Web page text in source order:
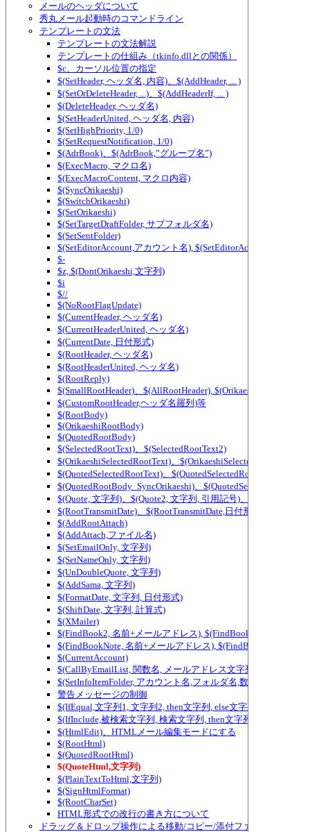
メールのヘッダについて
秀丸メール起動時のコマンドライン
テンプレートの文法
テンプレートの文法解説
テンプレートの仕組み（tkinfo.dllとの関係）
$c、カーソル位置の指定
$(SetHeader, ヘッダ名, 内容)、$(AddHeader, ... )
$(SetOrDeleteHeader, ...)、$(AddHeaderIf, ... )
$(DeleteHeader, ヘッダ名)
$(SetHeaderUnited, ヘッダ名, 内容)
$(SetHighPriority, 1/0)
$(SetRequestNotification, 1/0)
$(AdrBook)、$(AdrBook,”グループ名”)
$(ExecMacro, マクロ名)
$(ExecMacroContent, マクロ内容)
$(SyncOrikaeshi)
$(SwitchOrikaeshi)
$(SetOrikaeshi)
$(SetTargetDraftFolder, サブフォルダ名)
$(SetSentFolder)
$(SetEditorAccount,アカウント名), $(SetEditorAccount2,アカウ
$-
$z, $(DontOrikaeshi,文字列)
$i
$//
$(NoRootFlagUpdate)
$(CurrentHeader, ヘッダ名)
$(CurrentHeaderUnited, ヘッダ名)
$(CurrentDate, 日付形式)
$(RootHeader, ヘッダ名)
$(RootHeaderUnited, ヘッダ名)
$(RootReply)
$(SmallRootHeader)、$(AllRootHeader),
$(CustomRootHeader,ヘッダ名羅列)等
$(RootBody)
$(OrikaeshiRootBody)
$(QuotedRootBody)
$(SelectedRootText)、$(SelectedRootText2)
$(OrikaeshiSelectedRootText)、$(OrikaeshiSelectedRootText2)
$(QuotedSelectedRootText)、$(QuotedSelectedRootText2)
$(QuotedRootBody_SyncOrikaeshi)、
$(Quote, 文字列)、$(Quote2, 文字列, 引用記号)、$(QuoteWidth,
$(RootTransmitDate)、$(RootTransmitDate,日付形式)
$(AddRootAttach)
$(AddAttach,ファイル名)
$(SetEmailOnly, 文字列)
$(SetNameOnly, 文字列)
$(UnDoubleQuote, 文字列)
$(AddSama, 文字列)
$(FormatDate, 文字列, 日付形式)
$(ShiftDate, 文字列, 計算式)
$(XMailer)
$(FindBook2, 名前+メールアドレス), $(FindBook3, 名前+メー
$(FindBookNote, 名前+メールアドレス), $(FindBookNote2, ...)
$(CurrentAccount)
$(CallByEmailList, 関数名, メールアドレス文字列)
$(SetInfoItemFolder, アカウント名,フォルダ名,数値)
警告メッセージの制御
$(IfEqual,文字列1, 文字列2, then文字列, else文字列)、テンプレ
$(IfInclude,被検索文字列, 検索文字列, then文字列, else文字列)
$(HtmlEdit)、HTMLメール編集モードにする
$(RootHtml)
$(QuotedRootHtml)
$(QuoteHtml,文字列)
$(PlainTextToHtml,文字列)
$(SignHtmlFormat)
$(RootCharSet)
HTML形式での改行の書き方について
ドラッグ＆ドロップ操作による移動/コピー/添付ファイルの追加/